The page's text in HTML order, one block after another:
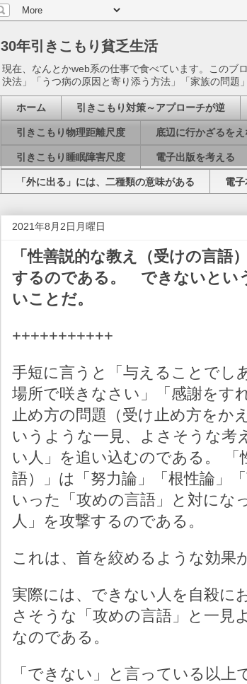
30年引きこもり貧乏生活
現在、なんとかweb系の仕事で食べています。このブ
決法」「うつ病の原因と寄り添う方法」「家族の問題
ホーム 引きこもり対策～アプローチが逆
引きこもり物理距離尺度 底辺に行かざるを
引きこもり睡眠障害尺度 電子出版を考える
「外に出る」には、二種類の意味がある 電
2021年8月2日月曜日
「性善説的な教え（受けの言語
するのである。 できないとい
いことだ。
+++++++++++
手短に言うと「与えることでし
場所で咲きなさい」「感謝をす
止め方の問題（受け止め方をか
いうような一見、よさそうな考
い人」を追い込むのである。 「
語）」は「努力論」「根性論」
いった「攻めの言語」と対にな
人」を攻撃するのである。
これは、首を絞めるような効果
実際には、できない人を自殺
さそうな「攻めの言語」と一見
なのである。
「できない」と言っている以